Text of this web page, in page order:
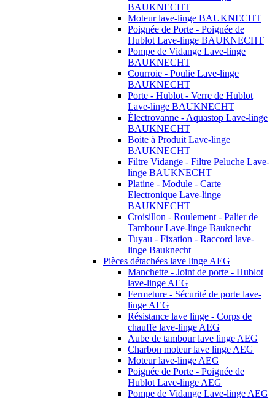
BAUKNECHT
Moteur lave-linge BAUKNECHT
Poignée de Porte - Poignée de
Hublot Lave-linge BAUKNECHT
Pompe de Vidange Lave-linge
BAUKNECHT
Courroie - Poulie Lave-linge
BAUKNECHT
Porte - Hublot - Verre de Hublot
Lave-linge BAUKNECHT
Électrovanne - Aquastop Lave-linge
BAUKNECHT
Boite à Produit Lave-linge
BAUKNECHT
Filtre Vidange - Filtre Peluche Lave-
linge BAUKNECHT
Platine - Module - Carte
Electronique Lave-linge
BAUKNECHT
Croisillon - Roulement - Palier de
Tambour Lave-linge Bauknecht
Tuyau - Fixation - Raccord lave-
linge Bauknecht
Pièces détachées lave linge AEG
Manchette - Joint de porte - Hublot
lave-linge AEG
Fermeture - Sécurité de porte lave-
linge AEG
Résistance lave linge - Corps de
chauffe lave-linge AEG
Aube de tambour lave linge AEG
Charbon moteur lave linge AEG
Moteur lave-linge AEG
Poignée de Porte - Poignée de
Hublot Lave-linge AEG
Pompe de Vidange Lave-linge AEG